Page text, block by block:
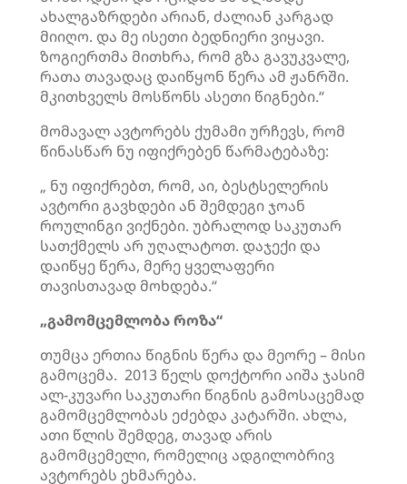
ახალგაზრდები არიან, ძალიან კარგად
მიიღო. და მე ისეთი ბედნიერი ვიყავი.
ზოგიერთმა მითხრა, რომ გზა გავუკვალე,
რათა თავადაც დაიწყონ წერა ამ ჟანრში.
მკითხველს მოსწონს ასეთი წიგნები.“
მომავალ ავტორებს ქუმამი ურჩევს, რომ
წინასწარ ნუ იფიქრებენ წარმატებაზე:
„ ნუ იფიქრებთ, რომ, აი, ბესტსელერის
ავტორი გავხდები ან შემდეგი ჯოან
როულინგი ვიქნები. უბრალოდ საკუთარ
სათქმელს არ უღალატოთ. დაჯექი და
დაიწყე წერა, მერე ყველაფერი
თავისთავად მოხდება.“
„გამომცემლობა როზა“
თუმცა ერთია წიგნის წერა და მეორე – მისი
გამოცემა. 2013 წელს დოქტორი აიშა ჯასიმ
ალ-კუვარი საკუთარი წიგნის გამოსაცემად
გამომცემლობას ეძებდა კატარში. ახლა,
ათი წლის შემდეგ, თავად არის
გამომცემელი, რომელიც ადგილობრივ
ავტორებს ეხმარება.